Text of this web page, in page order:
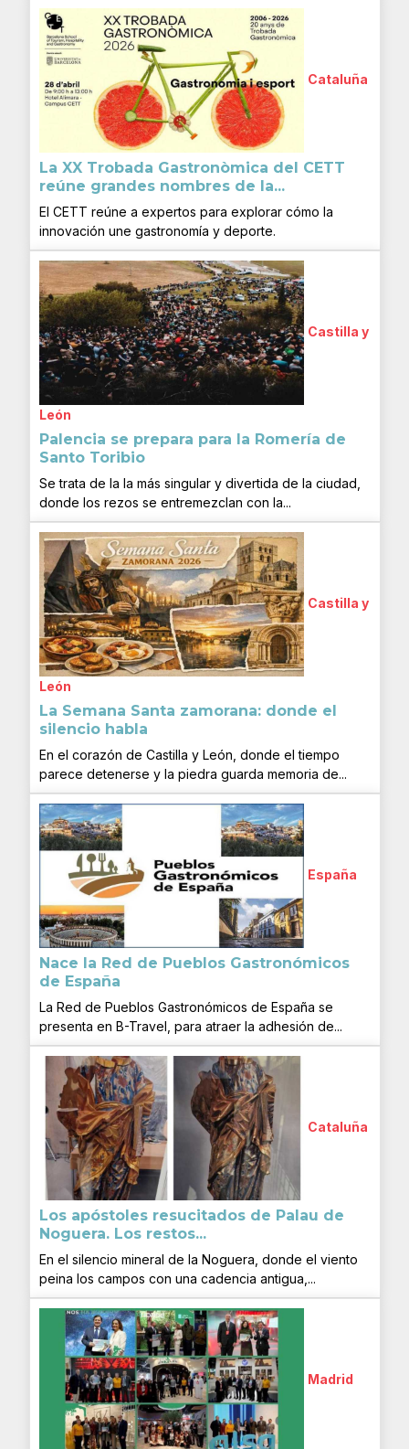
Cataluña
La XX Trobada Gastronòmica del CETT
reúne grandes nombres de la...
El CETT reúne a expertos para explorar cómo la
innovación une gastronomía y deporte.
Castilla y
León
Palencia se prepara para la Romería de
Santo Toribio
Se trata de la la más singular y divertida de la ciudad,
donde los rezos se entremezclan con la...
Castilla y
León
La Semana Santa zamorana: donde el
silencio habla
En el corazón de Castilla y León, donde el tiempo
parece detenerse y la piedra guarda memoria de...
España
Nace la Red de Pueblos Gastronómicos
de España
La Red de Pueblos Gastronómicos de España se
presenta en B-Travel, para atraer la adhesión de...
Cataluña
Los apóstoles resucitados de Palau de
Noguera. Los restos...
En el silencio mineral de la Noguera, donde el viento
peina los campos con una cadencia antigua,...
Madrid